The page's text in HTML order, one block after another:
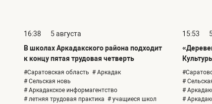
16:38
5 августа
В школах Аркадакского района подходит
к концу пятая трудовая четверть
#Саратовская область # Аркадак
# Сельская новь
# Аркадакское информагентство
# летняя трудовая практика # учащиеся школ
15:53
#
#
#